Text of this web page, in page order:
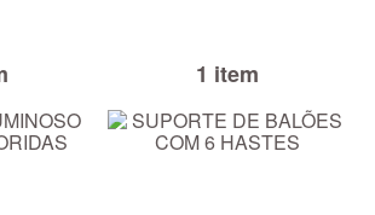
1 item